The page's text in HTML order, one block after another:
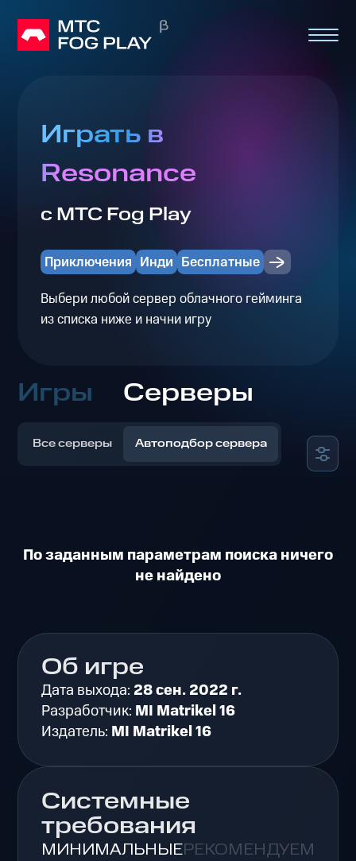
Играть в
Resonance
с МТС Fog Play
Приключения Инди Бесплатные
Выбери любой сервер облачного гейминга
из списка ниже и начни игру
Игры Серверы
Все серверы Автоподбор сервера
По заданным параметрам поиска ничего
не найдено
Об игре
Дата выхода: 28 сен. 2022 г.
Разработчик: MI Matrikel 16
Издатель: MI Matrikel 16
Системные
требования
МИНИМАЛЬНЫЕРЕКОМЕНДУЕМЫЕ